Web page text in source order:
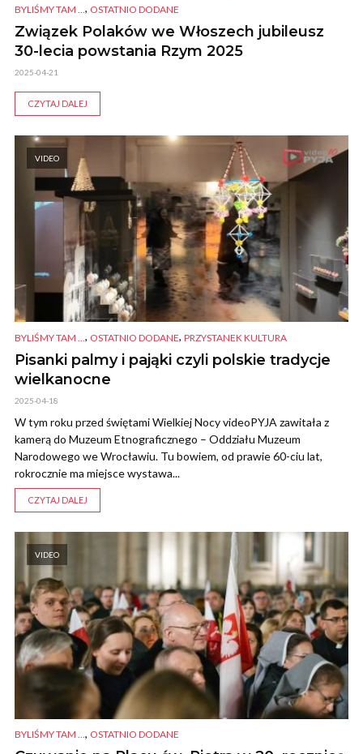
BYLIŚMY TAM ... , OSTATNIO DODANE
Związek Polaków we Włoszech jubileusz
30-lecia powstania Rzym 2025
2025-04-21
CZYTAJ DALEJ
VIDEO
BYLIŚMY TAM ... , OSTATNIO DODANE, PRZYSTANEK KULTURA
Pisanki palmy i pająki czyli polskie tradycje
wielkanocne
2025-04-18
W tym roku przed świętami Wielkiej Nocy videoPYJA zawitała z
kamerą do Muzeum Etnograficznego – Oddziału Muzeum
Narodowego we Wrocławiu. Tu bowiem, od prawie 60-ciu lat,
rokrocznie ma miejsce wystawa...
CZYTAJ DALEJ
VIDEO
BYLIŚMY TAM ..., OSTATNIO DODANE